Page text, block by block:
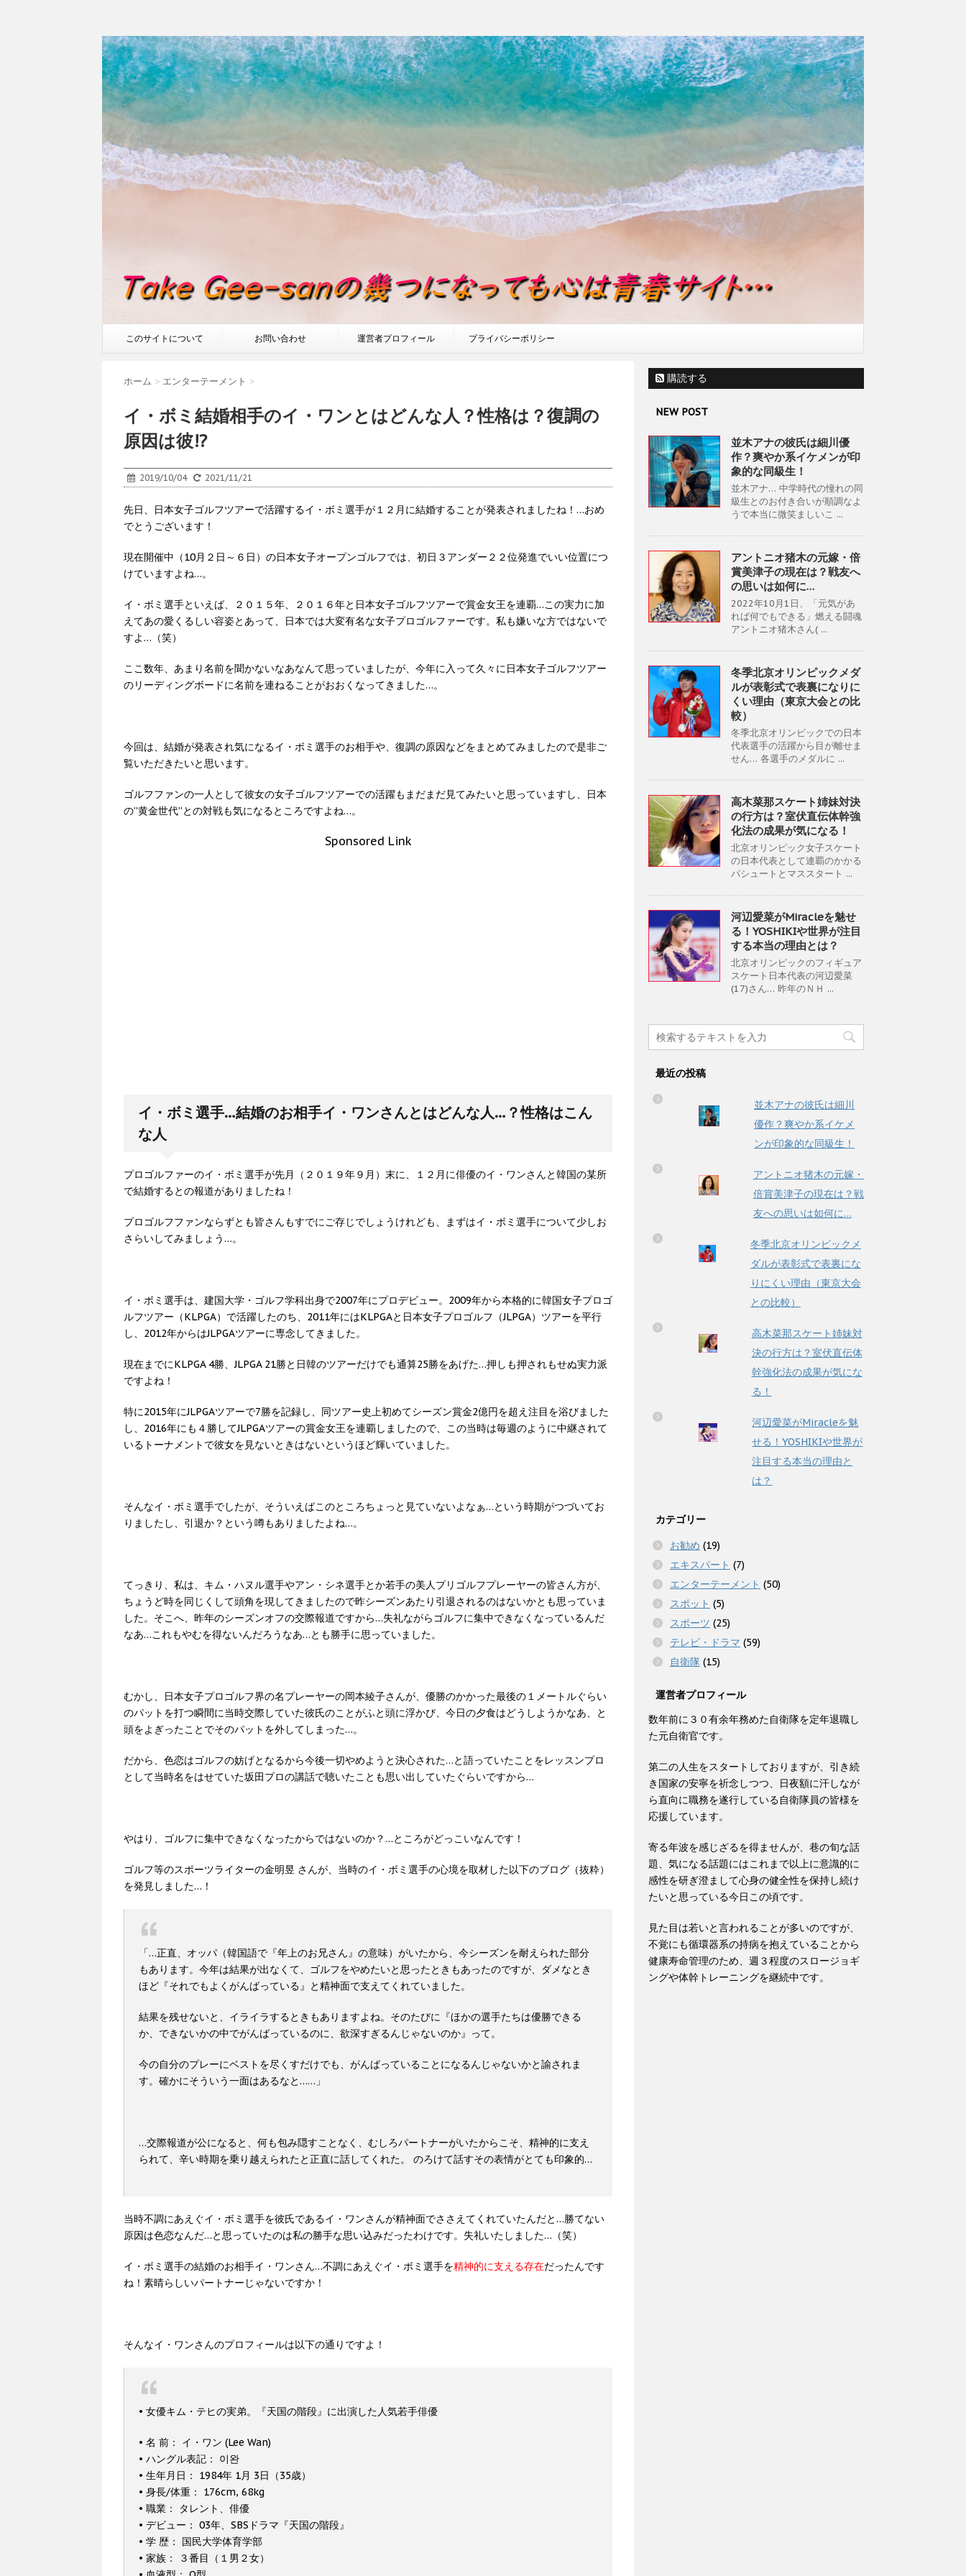
このサイトについて お問い合わせ 運営者プロフィール プライバシーポリシー
ホーム > エンターテーメント >
イ・ボミ結婚相手のイ・ワンとはどんな人？性格は？復調の
原因は彼!?
2019/10/04 2021/11/21
先日、日本女子ゴルフツアーで活躍するイ・ボミ選手が１２月に結婚することが発表されましたね！…おめ
でとうございます！
現在開催中（10月２日～６日）の日本女子オープンゴルフでは、初日３アンダー２２位発進でいい位置につ
けていますよね…。
イ・ボミ選手といえば、２０１５年、２０１６年と日本女子ゴルフツアーで賞金女王を連覇…この実力に加
えてあの愛くるしい容姿とあって、日本では大変有名な女子プロゴルファーです。私も嫌いな方ではないで
すよ…（笑）
ここ数年、あまり名前を聞かないなあなんて思っていましたが、今年に入って久々に日本女子ゴルフツアー
のリーディングボードに名前を連ねることがおおくなってきました…。
今回は、結婚が発表され気になるイ・ボミ選手のお相手や、復調の原因などをまとめてみましたので是非ご
覧いただきたいと思います。
ゴルフファンの一人として彼女の女子ゴルフツアーでの活躍もまだまだ見てみたいと思っていますし、日本
の”黄金世代”との対戦も気になるところですよね…。
Sponsored Link
イ・ボミ選手…結婚のお相手イ・ワンさんとはどんな人…？性格はこん
な人
プロゴルファーのイ・ボミ選手が先月（２０１９年９月）末に、１２月に俳優のイ・ワンさんと韓国の某所
で結婚するとの報道がありましたね！
プロゴルフファンならずとも皆さんもすでにご存じでしょうけれども、まずはイ・ボミ選手について少しお
さらいしてみましょう…。
イ・ボミ選手は、建国大学・ゴルフ学科出身で2007年にプロデビュー。2009年から本格的に韓国女子プロゴ
ルフツアー（KLPGA）で活躍したのち、2011年にはKLPGAと日本女子プロゴルフ（JLPGA）ツアーを平行
し、2012年からはJLPGAツアーに専念してきました。
現在までにKLPGA 4勝、JLPGA 21勝と日韓のツアーだけでも通算25勝をあげた…押しも押されもせぬ実力派
ですよね！
特に2015年にJLPGAツアーで7勝を記録し、同ツアー史上初めてシーズン賞金2億円を超え注目を浴びました
し、2016年にも４勝してJLPGAツアーの賞金女王を連覇しましたので、この当時は毎週のように中継されて
いるトーナメントで彼女を見ないときはないというほど輝いていました。
そんなイ・ボミ選手でしたが、そういえばこのところちょっと見ていないよなぁ…という時期がつづいてお
りましたし、引退か？という噂もありましたよね…。
てっきり、私は、キム・ハヌル選手やアン・シネ選手とか若手の美人プリゴルフプレーヤーの皆さん方が、
ちょうど時を同じくして頭角を現してきましたので昨シーズンあたり引退されるのはないかとも思っていま
した。そこへ、昨年のシーズンオフの交際報道ですから…失礼ながらゴルフに集中できなくなっているんだ
なあ…これもやむを得ないんだろうなあ…とも勝手に思っていました。
むかし、日本女子プロゴルフ界の名プレーヤーの岡本綾子さんが、優勝のかかった最後の１メートルぐらい
のパットを打つ瞬間に当時交際していた彼氏のことがふと頭に浮かび、今日の夕食はどうしようかなあ、と
頭をよぎったことでそのパットを外してしまった…。
だから、色恋はゴルフの妨げとなるから今後一切やめようと決心された…と語っていたことをレッスンプロ
として当時名をはせていた坂田プロの講話で聴いたことも思い出していたぐらいですから…
やはり、ゴルフに集中できなくなったからではないのか？…ところがどっこいなんです！
ゴルフ等のスポーツライターの金明昱 さんが、当時のイ・ボミ選手の心境を取材した以下のブログ（抜粋）
を発見しました…！
「…正直、オッパ（韓国語で『年上のお兄さん』の意味）がいたから、今シーズンを耐えられた部分
もあります。今年は結果が出なくて、ゴルフをやめたいと思ったときもあったのですが、ダメなとき
ほど『それでもよくがんばっている』と精神面で支えてくれていました。
結果を残せないと、イライラするときもありますよね。そのたびに『ほかの選手たちは優勝できる
か、できないかの中でがんばっているのに、欲深すぎるんじゃないのか』って。
今の自分のプレーにベストを尽くすだけでも、がんばっていることになるんじゃないかと諭されま
す。確かにそういう一面はあるなと……」
…交際報道が公になると、何も包み隠すことなく、むしろパートナーがいたからこそ、精神的に支え
られて、辛い時期を乗り越えられたと正直に話してくれた。 のろけて話すその表情がとても印象的…
当時不調にあえぐイ・ボミ選手を彼氏であるイ・ワンさんが精神面でささえてくれていたんだと…勝てない
原因は色恋なんだ…と思っていたのは私の勝手な思い込みだったわけです。失礼いたしました…（笑）
イ・ボミ選手の結婚のお相手イ・ワンさん…不調にあえぐイ・ボミ選手を精神的に支える存在だったんです
ね！素晴らしいパートナーじゃないですか！
そんなイ・ワンさんのプロフィールは以下の通りですよ！
• 女優キム・テヒの実弟。『天国の階段』に出演した人気若手俳優
• 名 前： イ・ワン (Lee Wan)
• ハングル表記： 이완
• 生年月日： 1984年 1月 3日（35歳）
• 身長/体重： 176cm, 68kg
• 職業： タレント、俳優
• デビュー： 03年、SBSドラマ『天国の階段』
• 学 歴： 国民大学体育学部
• 家族： ３番目（１男２女）
購読する
NEW POST
並木アナの彼氏は細川優
作？爽やか系イケメンが印
象的な同級生！
並木アナ… 中学時代の憧れの同
級生とのお付き合いが順調なよ
うで本当に微笑ましいこ ...
アントニオ猪木の元嫁・倍
賞美津子の現在は？戦友へ
の思いは如何に…
2022年10月1日、「元気があ
れば何でもできる」燃える闘魂
アントニオ猪木さん( ...
冬季北京オリンピックメダ
ルが表彰式で表裏になりに
くい理由（東京大会との比
較）
冬季北京オリンピックでの日本
代表選手の活躍から目が離せま
せん… 各選手のメダルに ...
高木菜那スケート姉妹対決
の行方は？室伏直伝体幹強
化法の成果が気になる！
北京オリンピック女子スケート
の日本代表として連覇のかかる
パシュートとマススタート ...
河辺愛菜がMiracleを魅せ
る！YOSHIKIや世界が注目
する本当の理由とは？
北京オリンピックのフィギュア
スケート日本代表の河辺愛菜
(17)さん… 昨年のＮＨ ...
最近の投稿
並木アナの彼氏は細川
優作？爽やか系イケメ
ンが印象的な同級生！
アントニオ猪木の元嫁・
倍賞美津子の現在は？戦
友への思いは如何に…
冬季北京オリンピックメ
ダルが表彰式で表裏にな
りにくい理由（東京大会
との比較）
高木菜那スケート姉妹対
決の行方は？室伏直伝体
幹強化法の成果が気にな
る！
河辺愛菜がMiracleを魅
せる！YOSHIKIや世界が
注目する本当の理由と
は？
カテゴリー
お勧め (19)
エキスパート (7)
エンターテーメント (50)
スポット (5)
スポーツ (25)
テレビ・ドラマ (59)
自衛隊 (15)
運営者プロフィール
数年前に３０有余年務めた自衛隊を定年退職し
た元自衛官です。
第二の人生をスタートしておりますが、引き続
き国家の安寧を祈念しつつ、日夜額に汗しなが
ら直向に職務を遂行している自衛隊員の皆様を
応援しています。
寄る年波を感じざるを得ませんが、巷の旬な話
題、気になる話題にはこれまで以上に意識的に
感性を研ぎ澄まして心身の健全性を保持し続け
たいと思っている今日この頃です。
見た目は若いと言われることが多いのですが、
不覚にも循環器系の持病を抱えていることから
健康寿命管理のため、週３程度のスロージョギ
ングや体幹トレーニングを継続中です。